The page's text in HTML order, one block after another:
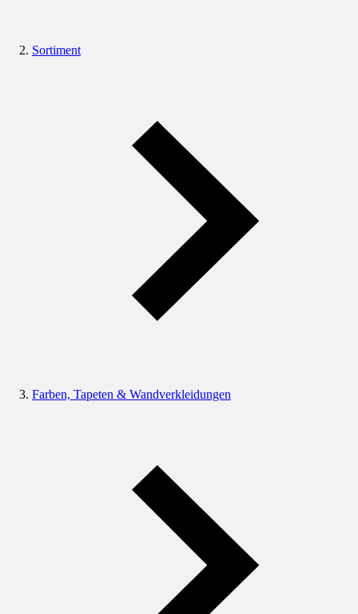
Sortiment
Farben, Tapeten & Wandverkleidungen